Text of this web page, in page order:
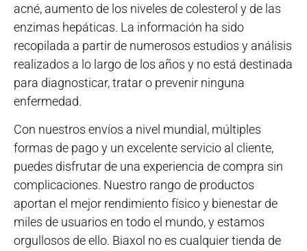
acné, aumento de los niveles de colesterol y de las
enzimas hepáticas. La información ha sido
recopilada a partir de numerosos estudios y análisis
realizados a lo largo de los años y no está destinada
para diagnosticar, tratar o prevenir ninguna
enfermedad.
Con nuestros envíos a nivel mundial, múltiples
formas de pago y un excelente servicio al cliente,
puedes disfrutar de una experiencia de compra sin
complicaciones. Nuestro rango de productos
aportan el mejor rendimiento físico y bienestar de
miles de usuarios en todo el mundo, y estamos
orgullosos de ello. Biaxol no es cualquier tienda de